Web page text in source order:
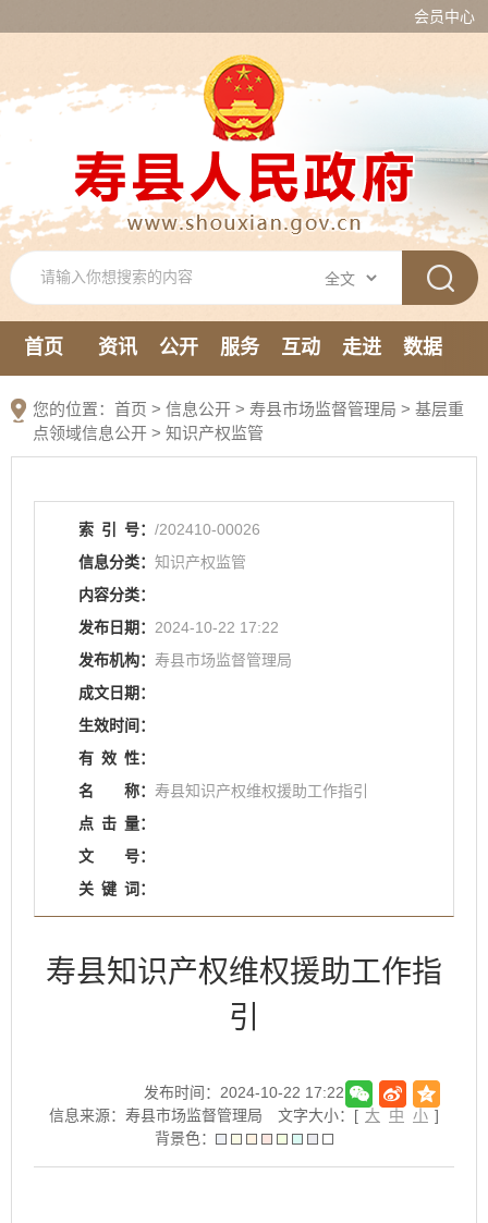
会员中心
首页 资讯 公开 服务 互动 走进
数据
您的位置： 首页 > 信息公开 > 寿县市场监督管理局 > 基层重
点领域信息公开 > 知识产权监管
索 引 号： /202410-00026
信息分类： 知识产权监管
内容分类：
发布日期： 2024-10-22 17:22
发布机构： 寿县市场监督管理局
成文日期：
生效时间：
有 效 性：
名
称： 寿县知识产权维权援助工作指引
点 击 量：
文
号：
关 键 词：
寿县知识产权维权援助工作指
引
发布时间：2024-10-22 17:22
信息来源：寿县市场监督管理局
文字大小：[ 大 中 小 ]
背景色：